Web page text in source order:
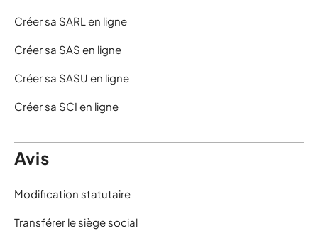
Créer sa SARL en ligne
Créer sa SAS en ligne
Créer sa SASU en ligne
Créer sa SCI en ligne
Avis
Modification statutaire
Transférer le siège social